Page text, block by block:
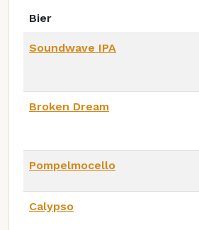
Bier
Soundwave IPA
Broken Dream
Pompelmocello
Calypso